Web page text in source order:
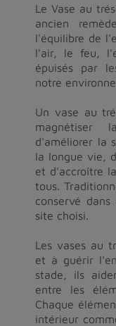
Le Vase au
ancien
l'équilibre de
l'air, le feu,
épuisés par
notre
Un vase au
magnétiser
d'améliorer la
la longue vie,
et d'accroître
tous.
conservé
site choisi.
Les vases au
et à guérir
stade, ils
entre les
Chaque
intérieur